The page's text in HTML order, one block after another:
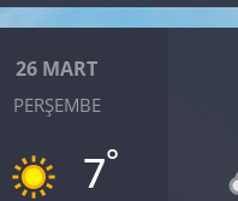
26 MART
PERŞEMBE
7°